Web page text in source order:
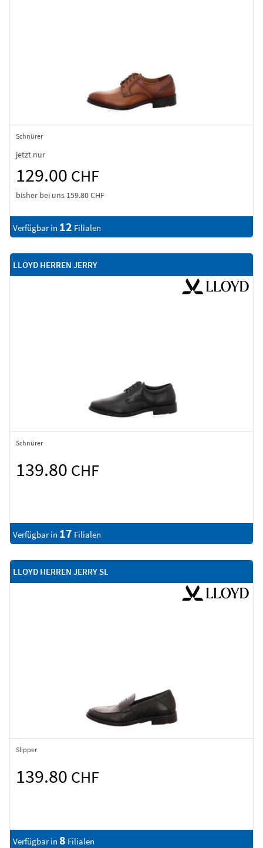
Schnürer
jetzt nur
129.00 CHF
bisher bei uns 159.80 CHF
Verfügbar in 12 Filialen
LLOYD HERREN JERRY
Schnürer
139.80 CHF
Verfügbar in 17 Filialen
LLOYD HERREN JERRY SL
Slipper
139.80 CHF
Verfügbar in 8 Filialen